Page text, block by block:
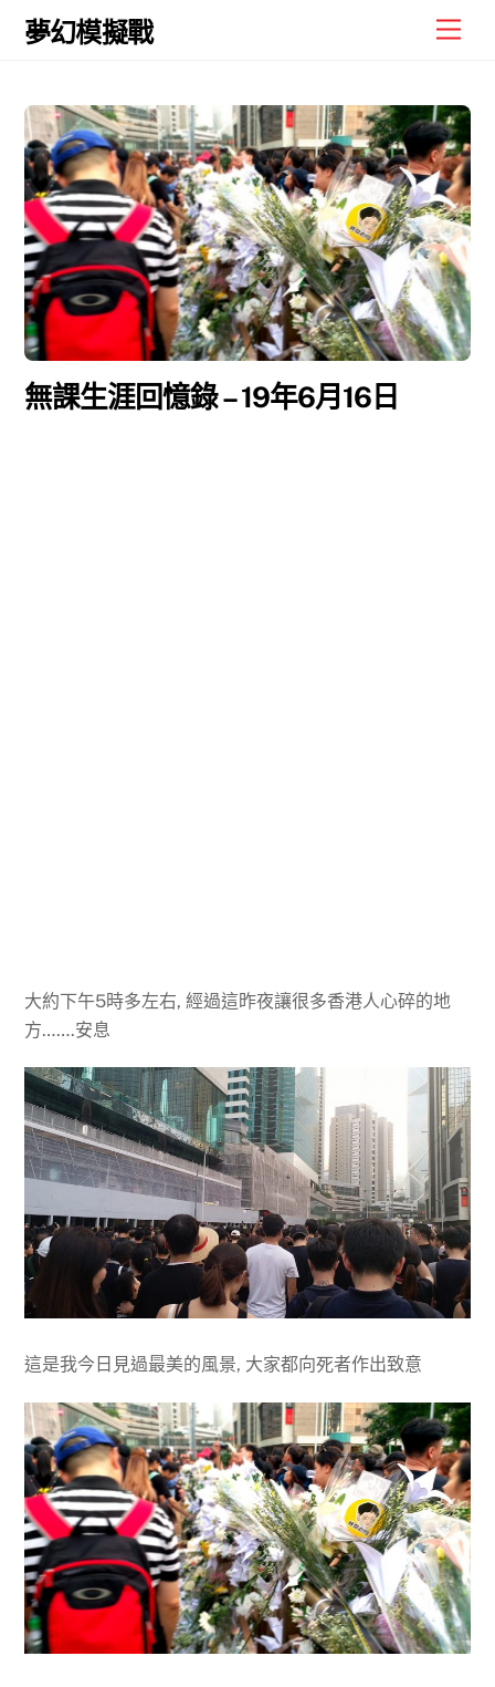
Skip
夢幻模擬戰
無課生涯回憶錄 – 19年6月16日
大約下午5時多左右, 經過這昨夜讓很多香港人心碎的地
方…….安息
這是我今日見過最美的風景, 大家都向死者作出致意